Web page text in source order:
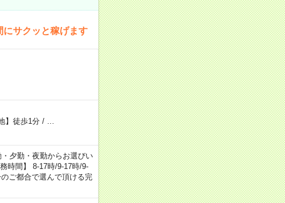
サクッと稼げます
】徒歩1分/
夕勤・夜勤からお選びい
時間】 8-17時/9-17時/9-
ご都合で選んで頂ける完